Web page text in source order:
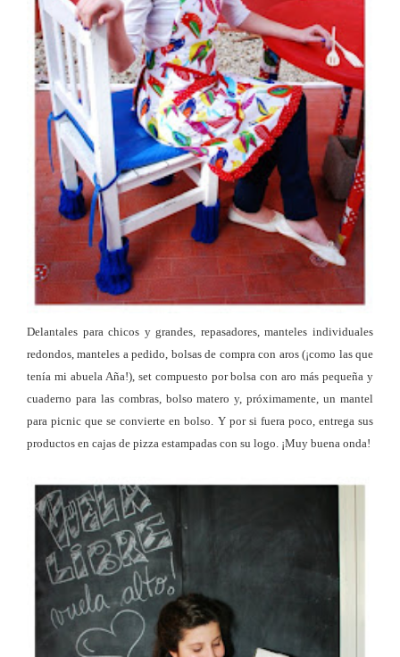
Delantales para chicos y grandes, repasadores, manteles individuales
redondos, manteles a pedido, bolsas de compra con aros (¡como las que
tenía mi abuela Aña!), set compuesto por bolsa con aro más pequeña y
cuaderno para las combras, bolso matero y, próximamente, un mantel
para picnic que se convierte en bolso. Y por si fuera poco, entrega sus
productos en cajas de pizza estampadas con su logo. ¡Muy buena onda!